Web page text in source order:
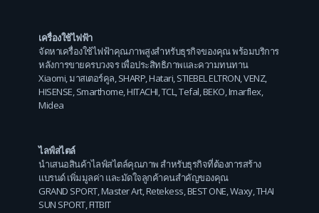
เครื่องใช้ไฟฟ้า
จัดหาเครื่องใช้ไฟฟ้าคุณภาพสูงสำหรับธุรกิจของคุณ พร้อมบริการ
หลังการขายครบวงจร เพื่อประสิทธิภาพและความทนทาน
Xiaomi,มาสเตอร์คูล,SHARP,Hatari,STIEBEL ELTRON,VENZ,
HISENSE,Smarthome,HITACHI,TCL,Tefal,BEKO,Imarflex,
Midea
ไลฟ์สไตล์
นำเสนอสินค้าไลฟ์สไตล์คุณภาพ สำหรับธุรกิจที่ต้องการสร้าง
แบรนด์ เพิ่มมูลค่า และมัดใจลูกค้าคนสำคัญของคุณ
GRAND SPORT,Master Art,Retekess,BEST ONE,Waxy,THAI
SUN SPORT,FITBIT